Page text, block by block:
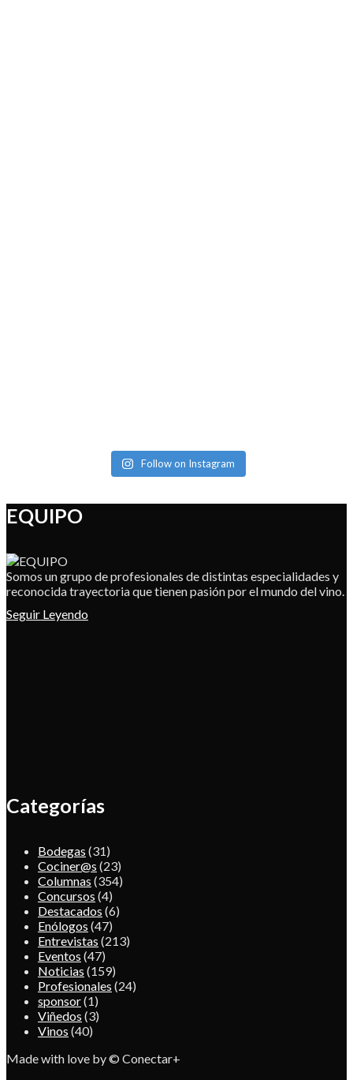
Follow on Instagram
EQUIPO
Somos un grupo de profesionales de distintas especialidades y
reconocida trayectoria que tienen pasión por el mundo del vino.
Seguir Leyendo
Categorías
Bodegas (31)
Cociner@s (23)
Columnas (354)
Concursos (4)
Destacados (6)
Enólogos (47)
Entrevistas (213)
Eventos (47)
Noticias (159)
Profesionales (24)
sponsor(1)
Viñedos (3)
Vinos (40)
Made with love by © Conectar+